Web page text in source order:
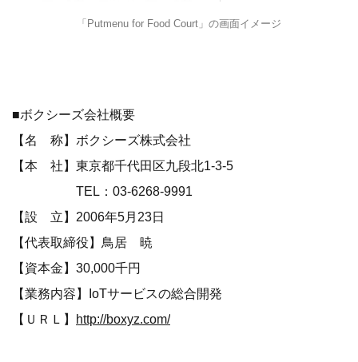
「Putmenu for Food Court」の画面イメージ
■ボクシーズ会社概要
【名 称】ボクシーズ株式会社
【本 社】東京都千代田区九段北1-3-5
TEL：03-6268-9991
【設 立】2006年5月23日
【代表取締役】鳥居 暁
【資本金】30,000千円
【業務内容】IoTサービスの総合開発
【ＵＲＬ】 http://boxyz.com/